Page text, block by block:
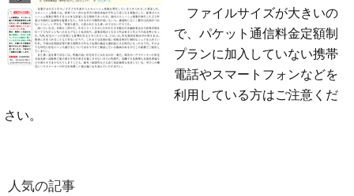
ファイルサイズが大きいの
で、パケット通信料金定額制
プランに加入していない携帯
電話やスマートフォンなどを
利用している方はご注意くだ
さい。
人気の記事